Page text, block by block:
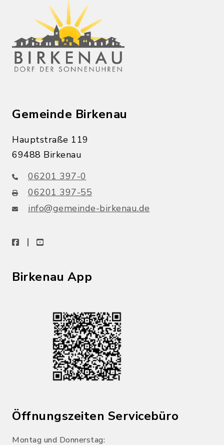
Gemeinde Birkenau
Hauptstraße 119
69488 Birkenau
06201 397-0
06201 397-55
info@gemeinde-birkenau.de
facebookyoutube
Birkenau App
Öffnungszeiten Servicebüro
Montag und Donnerstag: